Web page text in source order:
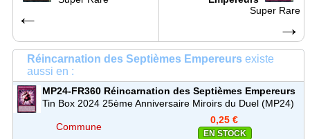
←
Super Rare
→
Réincarnation des Septièmes Empereurs existe
aussi en :
MP24-FR360 Réincarnation des Septièmes Empereurs
Commune
Tin Box 2024 25ème Anniversaire Miroirs du Duel (MP24)
Commune
0,25 €
EN STOCK